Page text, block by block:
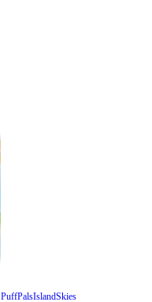
PuffPalsIslandSkies